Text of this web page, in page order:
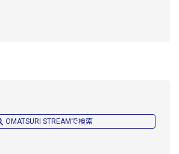
OMATSURI STREAMで検索